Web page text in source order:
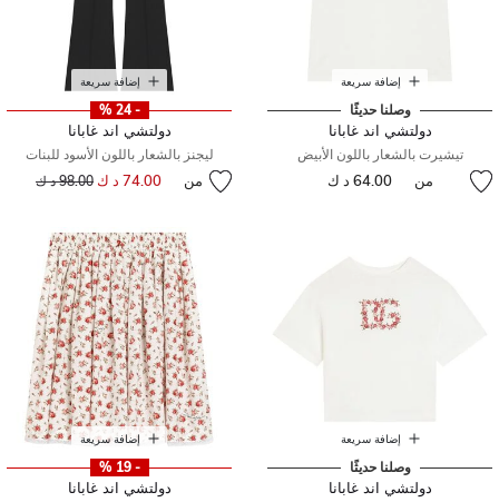
إضافة سريعة
وصلنا حديثًا
دولتشي اند غابانا
تيشيرت بالشعار باللون الأبيض
من 64.00 د ك
إضافة سريعة
- 24 %
دولتشي اند غابانا
ليجنز بالشعار باللون الأسود للبنات
من 74.00 د ك سعر مخفض من
98.00 د ك إلى
إضافة سريعة
وصلنا حديثًا
دولتشي اند غابانا
إضافة سريعة
- 19 %
دولتشي اند غابانا